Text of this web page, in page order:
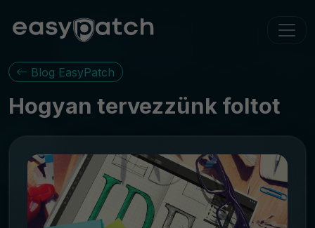
Blog EasyPatch
Hogyan tervezzünk foltot